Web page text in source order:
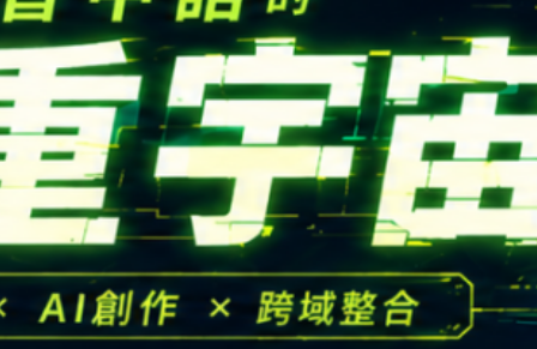
招生專區 Admissions
學生事務 Student
亮眼足跡 Footprints
高中生懶人包 High school
CONTACT